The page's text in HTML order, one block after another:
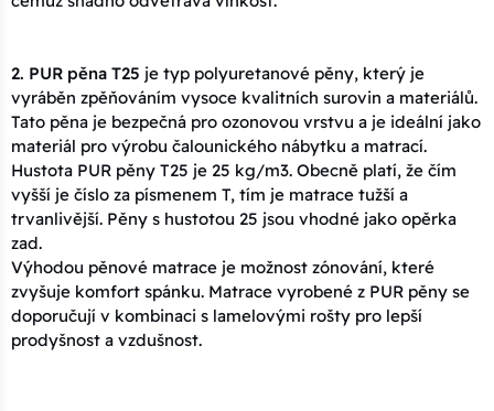
2. PUR pěna T25 je typ polyuretanové pěny, který je
vyráběn zpěňováním vysoce kvalitních surovin a materiálů.
Tato pěna je bezpečná pro ozonovou vrstvu a je ideální jako
materiál pro výrobu čalounického nábytku a matrací.
Hustota PUR pěny T25 je 25 kg/m3. Obecně platí, že čím
vyšší je číslo za písmenem T, tím je matrace tužší a
trvanlivější. Pěny s hustotou 25 jsou vhodné jako opěrka
zad.
Výhodou pěnové matrace je možnost zónování, které
zvyšuje komfort spánku. Matrace vyrobené z PUR pěny se
doporučují v kombinaci s lamelovými rošty pro lepší
prodyšnost a vzdušnost.